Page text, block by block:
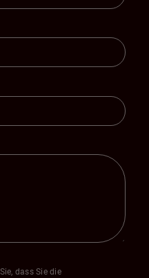
dass Sie die